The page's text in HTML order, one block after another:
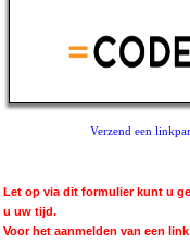
Verzend een
Let op via dit formulier kunt u
u uw tijd.
Voor het aanmelden van een